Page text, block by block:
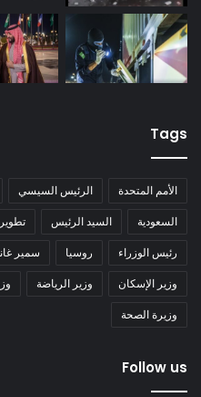
Tags
الأمم المتحدة الرئيس السيسي
السعودية السيد الرئيس تطوير
رئيس الوزراء روسيا سمير
وزير الإسكان وزير الرياضة
وزيرة الصحة
Follow us